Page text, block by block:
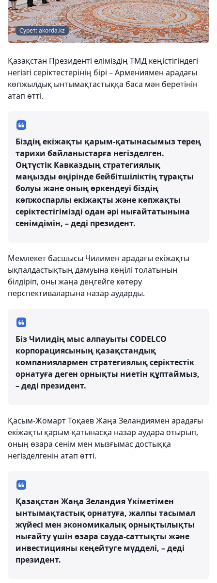
Сурет: akorda.kz
Қазақстан Президенті еліміздің ТМД кеңістігіндегі
негізгі серіктестерінің бірі – Армениямен арадағы
көпжылдық ынтымақтастыққа баса мән беретінін
атап өтті.
Біздің екіжақты қарым-қатынасымыз терең
тарихи байланыстарға негізделген.
Оңтүстік Кавказдың стратегиялық
маңызды өңірінде бейбітшіліктің тұрақты
болуы және оның өркендеуі біздің
көпжоспарлы екіжақты және көпжақты
серіктестігімізді одан әрі нығайтатынына
сенімдімін, – деді президент.
Мемлекет басшысы Чилимен арадағы екіжақты
ықпалдастықтың дамуына көңілі толатынын
білдіріп, оны жаңа деңгейге көтеру
перспективаларына назар аударды.
Біз Чилидің мыс алпауыты CODELCO
корпорациясының қазақстандық
компаниялармен стратегиялық серіктестік
орнатуға деген орнықты ниетін құптаймыз,
– деді президент.
Қасым-Жомарт Тоқаев Жаңа Зеландиямен арадағы
екіжақты қарым-қатынасқа назар аудара отырып,
оның өзара сенім мен мызғымас достыққа
негізделгенін атап өтті.
Қазақстан Жаңа Зеландия Үкіметімен
ынтымақтастық орнатуға, жалпы тасымал
жүйесі мен экономикалық орнықтылықты
нығайту үшін өзара сауда-саттықты және
инвестицияны кеңейтуге мүдделі, – деді
президент.